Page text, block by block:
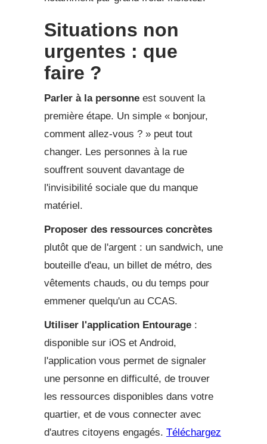
Situations non
urgentes : que
faire ?
Parler à la personne est souvent la
première étape. Un simple « bonjour,
comment allez-vous ? » peut tout
changer. Les personnes à la rue
souffrent souvent davantage de
l'invisibilité sociale que du manque
matériel.
Proposer des ressources concrètes
plutôt que de l'argent : un sandwich, une
bouteille d'eau, un billet de métro, des
vêtements chauds, ou du temps pour
emmener quelqu'un au CCAS.
Utiliser l'application Entourage :
disponible sur iOS et Android,
l'application vous permet de signaler
une personne en difficulté, de trouver
les ressources disponibles dans votre
quartier, et de vous connecter avec
d'autres citoyens engagés. Téléchargez